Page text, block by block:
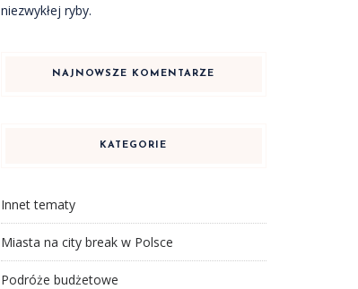
niezwykłej ryby.
NAJNOWSZE KOMENTARZE
KATEGORIE
Innet tematy
Miasta na city break w Polsce
Podróże budżetowe